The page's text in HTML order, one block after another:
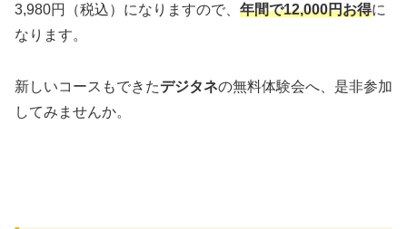
3,980円（税込）になりますので、 年間で12,000円お得に
なります。
新しいコースもできたデジタネの無料体験会へ、是非参加
してみませんか。